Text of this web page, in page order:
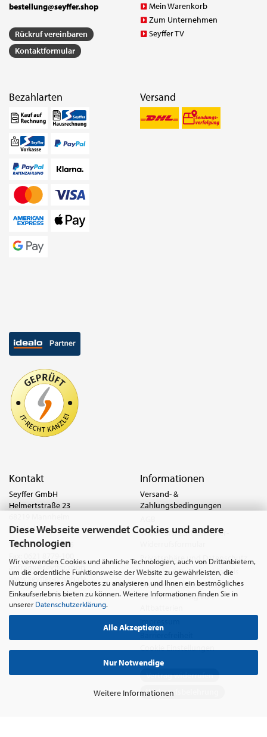
Diese Webseite verwendet Cookies und andere
Technologien
Wir verwenden Cookies und ähnliche Technologien, auch von Drittanbietern,
um die ordentliche Funktionsweise der Website zu gewährleisten, die
Nutzung unseres Angebotes zu analysieren und Ihnen ein bestmögliches
Einkaufserlebnis bieten zu können. Weitere Informationen finden Sie in
unserer Datenschutzerklärung.
Alle Akzeptieren
Nur Notwendige
Weitere Informationen
bestellung@seyffer.shop
Rückruf vereinbaren
Kontaktformular
Mein Warenkorb
Zum Unternehmen
Seyffer TV
Bezahlarten Versand
Kontakt
Seyffer GmbH
Helmertstraße 23
Deutschland
Tel.:0621 8779-555
anfrage@seyffer.shop
www.seyffer-gmbh.de
Informationen
Versand- &
Zahlungsbedingungen
Widerrufsrecht & Muster-
Privatsphäre und Datenschutz
Batterie- & Recyclinghinweis
Abfallvermeidung und
Bewirtschaftung von
Cookie Einstellungen
Vertrag widerrufen
Widerrufsbelehrung